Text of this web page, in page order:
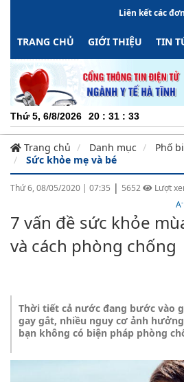
Liên kết các
TRANG CHỦ GIỚI THIỆU TIN
Thứ 5, 6/8/2026 20 : 31 : 34
Trang chủ Danh mục
Phố
Sức khỏe mẹ và bé
Thứ 6, 08/05/2020 | 07:35 | 5652
Lượt
A-
7 vấn đề sức khỏe
và cách phòng chống
Thời tiết cả nước đang bước vào
gay gắt, nhiều nguy cơ ảnh
bạn không có biện pháp phòng